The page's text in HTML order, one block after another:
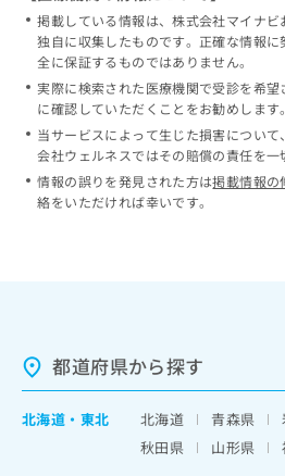
掲載している情報は、株式会社マイナ
独自に収集したものです。正確な情報
全に保証するものではありません。
実際に検索された医療機関で受診を希
に確認していただくことをお勧めします。
当サービスによって生じた損害につい
会社ウェルネスではその賠償の責任を一
情報の誤りを発見された方は掲載情報の
絡をいただければ幸いです。
都道府県から探す
北海道 ・ 東北 北海道 青森県
秋田県
山形県